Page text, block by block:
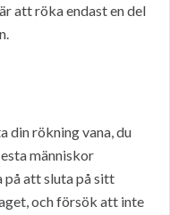
att röka endast en del
din rökning vana, du
människor
att sluta på sitt
och försök att inte